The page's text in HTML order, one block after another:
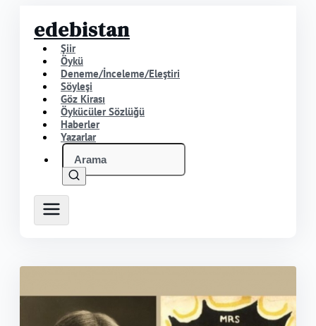
edebistan
Şiir
Öykü
Deneme/İnceleme/Eleştiri
Söyleşi
Göz Kirası
Öykücüler Sözlüğü
Haberler
Yazarlar